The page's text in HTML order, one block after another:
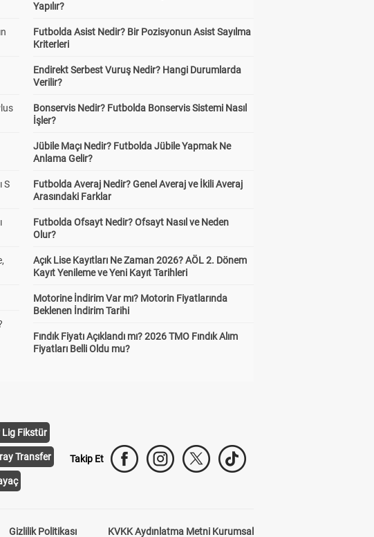
S
Yapılır?
Futbolda Asist Nedir? Bir Pozisyonun Asist Sayılma
Kriterleri
Endirekt Serbest Vuruş Nedir? Hangi Durumlarda
Verilir?
Bonservis Nedir? Futbolda Bonservis Sistemi Nasıl
İşler?
Jübile Maçı Nedir? Futbolda Jübile Yapmak Ne
Anlama Gelir?
Futbolda Averaj Nedir? Genel Averaj ve İkili Averaj
Arasındaki Farklar
Futbolda Ofsayt Nedir? Ofsayt Nasıl ve Neden
Olur?
Açık Lise Kayıtları Ne Zaman 2026? AÖL 2. Dönem
Kayıt Yenileme ve Yeni Kayıt Tarihleri
Motorine İndirim Var mı? Motorin Fiyatlarında
Beklenen İndirim Tarihi
Fındık Fiyatı Açıklandı mı? 2026 TMO Fındık Alım
Fiyatları Belli Oldu mu?
Lig Fikstür
Transfer Takip Et
Gizlilik Politikası KVKK Aydınlatma Metni Kurumsal